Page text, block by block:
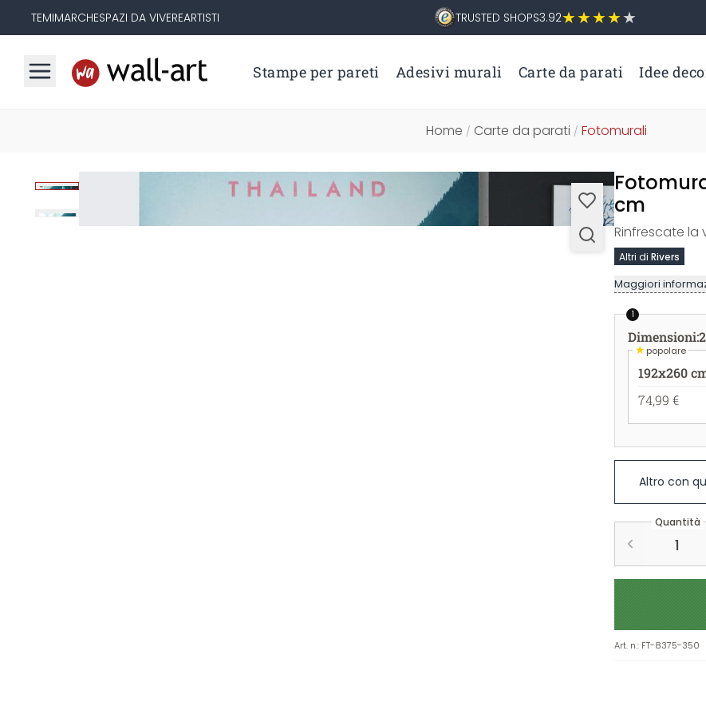
TEMIMARCHESPAZI DA VIVEREARTISTI TRUSTED SHOPS3.92
Stampe per pareti Adesivi murali Carte da parati Idee
Home / Carte da parati / Fotomurali
cm
Rinfrescate la
Altri di Rivers
Maggiori
1
Dimensioni:
★popolare
192x260
74,99 €
Altro con
Quantità
Art. n.: FT-8375-350